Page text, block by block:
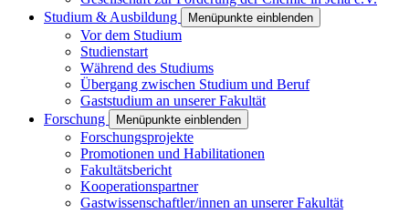
Studium & Ausbildung
Menüpunkte einblenden
Vor dem Studium
Studienstart
Während des Studiums
Übergang zwischen Studium und Beruf
Gaststudium an unserer Fakultät
Forschung
Menüpunkte einblenden
Forschungsprojekte
Promotionen und Habilitationen
Fakultätsbericht
Kooperationspartner
Gastwissenschaftler/innen an unserer Fakultät